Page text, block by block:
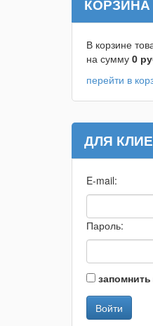
КОРЗИНА
В корзине
на сумму 0
перейти в
ДЛЯ
E-mail:
Пароль: